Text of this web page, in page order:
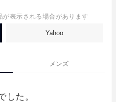
表示される場合があります
Yahoo
メンズ
した。